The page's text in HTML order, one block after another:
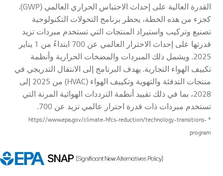
القدرة العالية على إحداث الاحتباس الحراري العالمي (GWP).
كجزء من هذه الخطة، يحظر برنامج التحولات التكنولوجية
تصنيع وتركيب واستيراد المنتجات التي تستخدم مبردات تزيد
قدرتها على إحداث الاحترار العالمي عن 700 ابتداءً من 1 يناير
2025. ويشمل ذلك المبردات والمضخات الحرارية وأنظمة
تكييف الهواء التجارية. يهدف البرنامج إلى الانتقال التدريجي في
منتجات التدفئة والتهوية وتكييف الهواء (HVAC) من 2025 إلى
2028، بما في ذلك تقييد أنظمة الترددات الهوائية المرنة التي
تستخدم مبردات ذات قدرة احترار عالمي تزيد عن 700.
* https://www.epa.gov/climate-hfcs-reduction/technology-transitions-
program